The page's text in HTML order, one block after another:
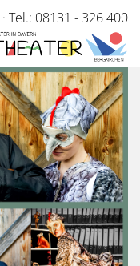
· Tel.: 08131 - 326 400